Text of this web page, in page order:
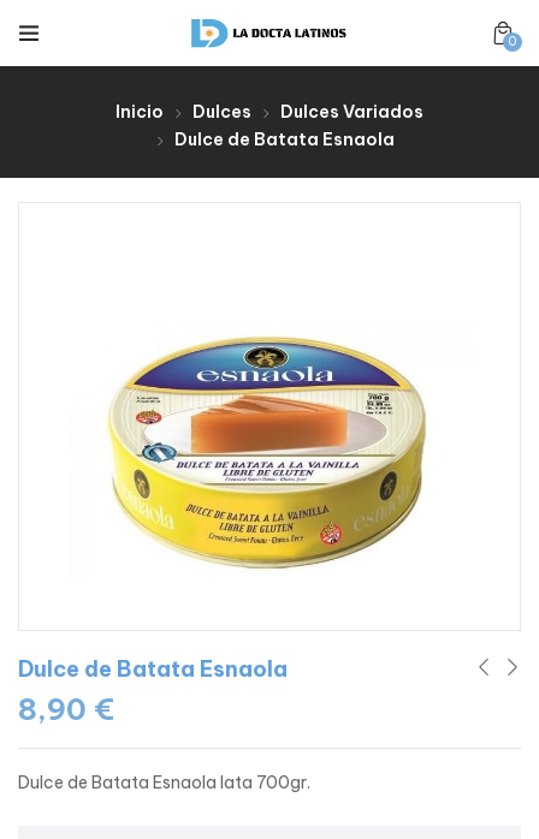
0
Inicio Dulces
Dulces Variados
Dulce de Batata Esnaola
Dulce de Batata Esnaola
8,90 €
Dulce de Batata Esnaola lata 700gr.